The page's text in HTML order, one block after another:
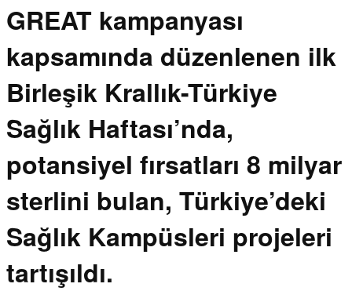
GREAT kampanyası
kapsamında düzenlenen ilk
Birleşik Krallık-Türkiye
Sağlık Haftası’nda,
potansiyel fırsatları 8 milyar
sterlini bulan, Türkiye’deki
Sağlık Kampüsleri projeleri
tartışıldı.